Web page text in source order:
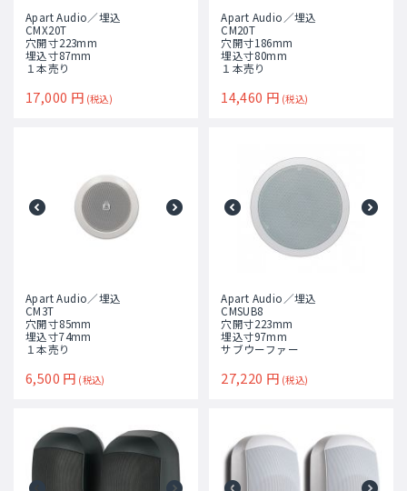
Apart Audio／埋込
CMX20T
穴開寸223mm
埋込寸87mm
１本売り
17,000 円 (税込)
Apart Audio／埋込
CM20T
穴開寸186mm
埋込寸80mm
１本売り
14,460 円 (税込)
Apart Audio／埋込
CM3T
穴開寸85mm
埋込寸74mm
１本売り
6,500 円 (税込)
Apart Audio／埋込
CMSUB8
穴開寸223mm
埋込寸97mm
サブウーファー
27,220 円 (税込)